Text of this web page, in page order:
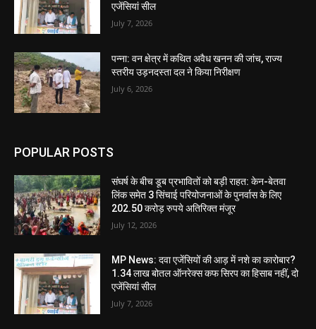
एजेंसियां सील
July 7, 2026
पन्ना: वन क्षेत्र में कथित अवैध खनन की जांच, राज्य
स्तरीय उड़नदस्ता दल ने किया निरीक्षण
July 6, 2026
POPULAR POSTS
संघर्ष के बीच डूब प्रभावितों को बड़ी राहत: केन-बेतवा
लिंक समेत 3 सिंचाई परियोजनाओं के पुनर्वास के लिए
202.50 करोड़ रुपये अतिरिक्त मंजूर
July 12, 2026
MP News: दवा एजेंसियों की आड़ में नशे का कारोबार?
1.34 लाख बोतल ऑनरेक्स कफ सिरप का हिसाब नहीं, दो
एजेंसियां सील
July 7, 2026